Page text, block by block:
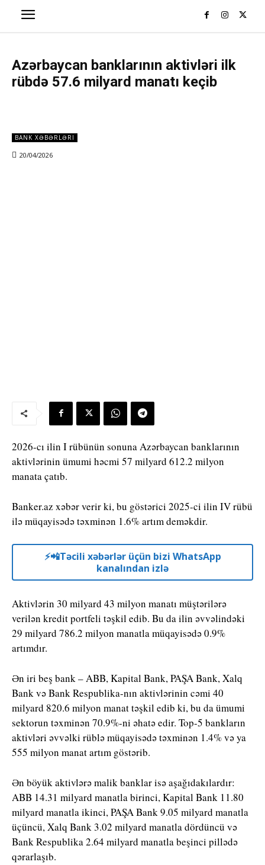
Azərbaycan banklarının aktivləri ilk
rübdə 57.6 milyard manatı keçib
BANK XƏBƏRLƏRI
20/04/2026
2026-cı ilin I rübünün sonuna Azərbaycan banklarının
aktivlərinin ümumi həcmi 57 milyard 612.2 milyon
manata çatıb.
Banker.az xəbər verir ki, bu göstərici 2025-ci ilin IV rübü
ilə müqayisədə təxminən 1.6% artım deməkdir.
⚡️📲Təcili xəbərlər üçün bizi WhatsApp
kanalından izlə
Aktivlərin 30 milyard 43 milyon manatı müştərilərə
verilən kredit portfeli təşkil edib. Bu da ilin əvvəlindəki
29 milyard 786.2 milyon manatla müqayisədə 0.9%
artımdır.
Ən iri beş bank – ABB, Kapital Bank, PAŞA Bank, Xalq
Bank və Bank Respublika-nın aktivlərinin cəmi 40
milyard 820.6 milyon manat təşkil edib ki, bu da ümumi
sektorun təxminən 70.9%-ni əhatə edir. Top-5 bankların
aktivləri əvvəlki rüblə müqayisədə təxminən 1.4% və ya
555 milyon manat artım göstərib.
Ən böyük aktivlərə malik banklar isə aşağıdakılardır:
ABB 14.31 milyard manatla birinci, Kapital Bank 11.80
milyard manatla ikinci, PAŞA Bank 9.05 milyard manatla
üçüncü, Xalq Bank 3.02 milyard manatla dördüncü və
Bank Respublika 2.64 milyard manatla beşinci pillədə
qərarlaşıb.